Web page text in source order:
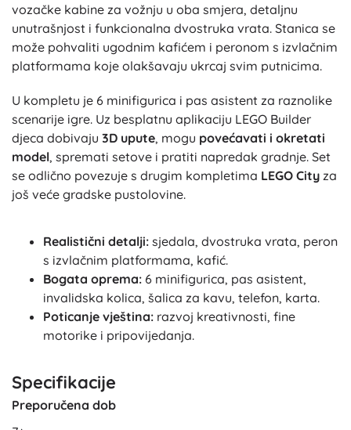
vozačke kabine za vožnju u oba smjera, detaljnu
unutrašnjost i funkcionalna dvostruka vrata. Stanica se
može pohvaliti ugodnim kafićem i peronom s izvlačnim
platformama koje olakšavaju ukrcaj svim putnicima.
U kompletu je 6 minifigurica i pas asistent za raznolike
scenarije igre. Uz besplatnu aplikaciju LEGO Builder
djeca dobivaju 3D upute, mogu povećavati i okretati
model, spremati setove i pratiti napredak gradnje. Set
se odlično povezuje s drugim kompletima LEGO City za
još veće gradske pustolovine.
Realistični detalji: sjedala, dvostruka vrata, peron
s izvlačnim platformama, kafić.
Bogata oprema: 6 minifigurica, pas asistent,
invalidska kolica, šalica za kavu, telefon, karta.
Poticanje vještina: razvoj kreativnosti, fine
motorike i pripovijedanja.
Specifikacije
Preporučena dob